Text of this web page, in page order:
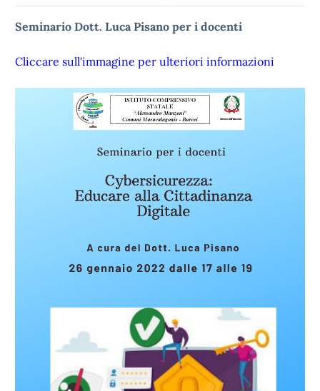
Seminario Dott. Luca Pisano per i docenti
Cliccare sull'immagine per ulteriori informazioni